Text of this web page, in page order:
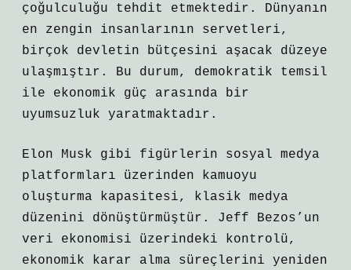
çoğulculuğu tehdit etmektedir. Dünyanın
en zengin insanlarının servetleri,
birçok devletin bütçesini aşacak düzeye
ulaşmıştır. Bu durum, demokratik temsil
ile ekonomik güç arasında bir
uyumsuzluk yaratmaktadır.
Elon Musk gibi figürlerin sosyal medya
platformları üzerinden kamuoyu
oluşturma kapasitesi, klasik medya
düzenini dönüştürmüştür. Jeff Bezos’un
veri ekonomisi üzerindeki kontrolü,
ekonomik karar alma süreçlerini yeniden